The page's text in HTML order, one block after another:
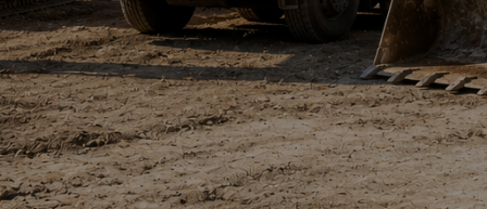
БЕРЁМ ПОЛНУЮ
ОТВЕТСТВЕННОСТЬ
ЗА АРЕНДУ И ПОДАЧУ
СПЕЦТЕХНИКИ